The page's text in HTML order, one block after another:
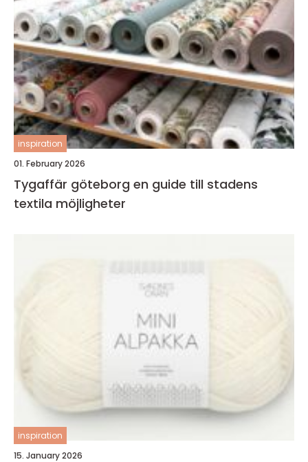
inspiration
01. February 2026
Tygaffär göteborg en guide till stadens
textila möjligheter
inspiration
15. January 2026